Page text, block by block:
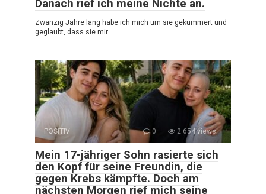
Danach rief ich meine Nichte an.
Zwanzig Jahre lang habe ich mich um sie gekümmert und
geglaubt, dass sie mir
POSITIV 0 2 654 views
Mein 17-jähriger Sohn rasierte sich
den Kopf für seine Freundin, die
gegen Krebs kämpfte. Doch am
nächsten Morgen rief mich seine